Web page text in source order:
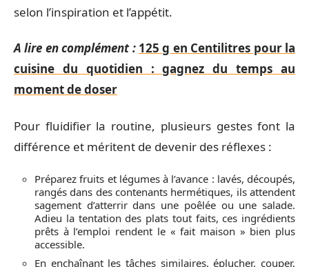
selon l’inspiration et l’appétit.
A lire en complément : 125 g en Centilitres pour la
cuisine du quotidien : gagnez du temps au
moment de doser
Pour fluidifier la routine, plusieurs gestes font la
différence et méritent de devenir des réflexes :
Préparez fruits et légumes à l’avance : lavés, découpés,
rangés dans des contenants hermétiques, ils attendent
sagement d’atterrir dans une poêlée ou une salade.
Adieu la tentation des plats tout faits, ces ingrédients
prêts à l’emploi rendent le « fait maison » bien plus
accessible.
En enchaînant les tâches similaires, éplucher, couper,